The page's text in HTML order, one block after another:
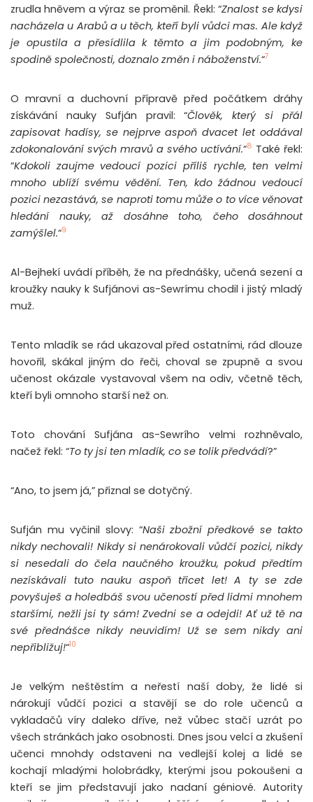
zrudla hněvem a výraz se proměnil. Řekl: “Znalost se kdysi
nacházela u Arabů a u těch, kteří byli vůdci mas. Ale když
je opustila a přesídlila k těmto a jim podobným, ke
spodině společnosti, doznalo změn i náboženství.“7
O mravní a duchovní přípravě před počátkem dráhy
získávání nauky Sufján pravil: “Člověk, který si přál
zapisovat hadísy, se nejprve aspoň dvacet let oddával
zdokonalování svých mravů a svého uctívání.“8 Také řekl:
“Kdokoli zaujme vedoucí pozici příliš rychle, ten velmi
mnoho ublíží svému vědění. Ten, kdo žádnou vedoucí
pozici nezastává, se naproti tomu může o to více věnovat
hledání nauky, až dosáhne toho, čeho dosáhnout
zamýšlel.“9
Al-Bejhekí uvádí příběh, že na přednášky, učená sezení a
kroužky nauky k Sufjánovi as-Sewrímu chodil i jistý mladý
muž.
Tento mladík se rád ukazoval před ostatními, rád dlouze
hovořil, skákal jiným do řeči, choval se zpupně a svou
učenost okázale vystavoval všem na odiv, včetně těch,
kteří byli omnoho starší než on.
Toto chování Sufjána as-Sewrího velmi rozhněvalo,
načež řekl: “To ty jsi ten mladík, co se tolik předvádí?”
“Ano, to jsem já,” přiznal se dotyčný.
Sufján mu vyčinil slovy: “Naši zbožní předkové se takto
nikdy nechovali! Nikdy si nenárokovali vůdčí pozici, nikdy
si nesedali do čela naučného kroužku, pokud předtím
nezískávali tuto nauku aspoň třicet let! A ty se zde
povyšuješ a holedbáš svou učeností před lidmi mnohem
staršími, nežli jsi ty sám! Zvedni se a odejdi! Ať už tě na
své přednášce nikdy neuvidím! Už se sem nikdy ani
nepřibližuj!“10
Je velkým neštěstím a neřestí naší doby, že lidé si
nárokují vůdčí pozici a stavějí se do role učenců a
vykladačů víry daleko dříve, než vůbec stačí uzrát po
všech stránkách jako osobnosti. Dnes jsou velcí a zkušení
učenci mnohdy odstaveni na vedlejší kolej a lidé se
kochají mladými holobrádky, kterými jsou pokoušeni a
kteří se jim představují jako nadaní géniové. Autority